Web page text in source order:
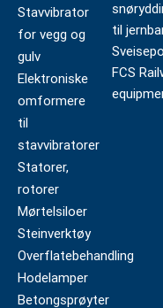
Stavvibrator
for vegg og
gulv
Elektroniske
omformere
til
stavvibratorer
Statorer,
rotorer
Mørtelsiloer
Steinverktøy
Overflatebehandling
Hodelamper
Betongsprøyter
til
FCS